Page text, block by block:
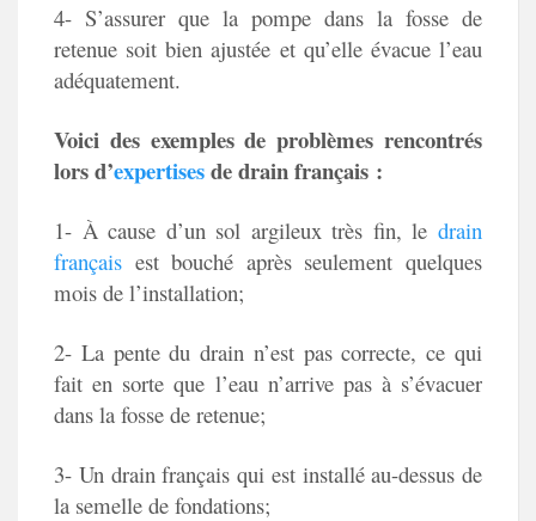
4- S’assurer que la pompe dans la fosse de
retenue soit bien ajustée et qu’elle évacue l’eau
adéquatement.
Voici des exemples de problèmes rencontrés
lors d’expertisesde drain français :
1- À cause d’un sol argileux très fin, le drain
français est bouché après seulement quelques
mois de l’installation;
2- La pente du drain n’est pas correcte, ce qui
fait en sorte que l’eau n’arrive pas à s’évacuer
dans la fosse de retenue;
3- Un drain français qui est installé au-dessus de
la semelle de fondations;